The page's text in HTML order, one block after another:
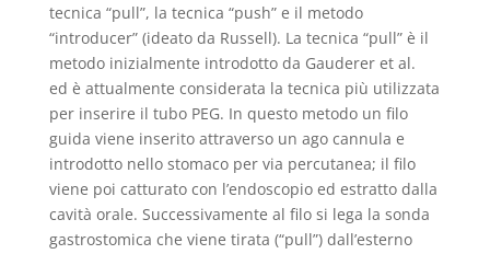
tecnica “pull”, la tecnica “push” e il metodo
“introducer” (ideato da Russell). La tecnica “pull” è il
metodo inizialmente introdotto da Gauderer et al.
ed è attualmente considerata la tecnica più utilizzata
per inserire il tubo PEG. In questo metodo un filo
guida viene inserito attraverso un ago cannula e
introdotto nello stomaco per via percutanea; il filo
viene poi catturato con l’endoscopio ed estratto dalla
cavità orale. Successivamente al filo si lega la sonda
gastrostomica che viene tirata (“pull”) dall’esterno